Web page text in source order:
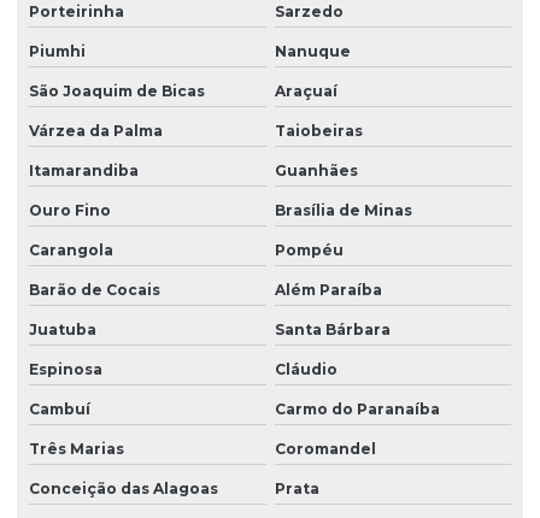
Porteirinha Sarzedo
Piumhi Nanuque
São Joaquim de Bicas Araçuaí
Várzea da Palma Taiobeiras
Itamarandiba Guanhães
Ouro Fino Brasília de Minas
Carangola Pompéu
Barão de Cocais Além Paraíba
Juatuba Santa Bárbara
Espinosa Cláudio
Cambuí Carmo do Paranaíba
Três Marias Coromandel
Conceição das Alagoas Prata